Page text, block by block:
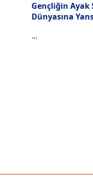
Gençliğin Ayak
Dünyasına
...